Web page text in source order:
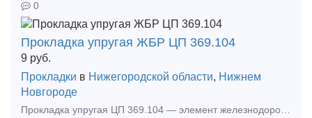
0
Прокладка упругая ЖБР ЦП 369.104
9 руб.
Прокладки в Нижегородской области, Нижнем
Новгороде